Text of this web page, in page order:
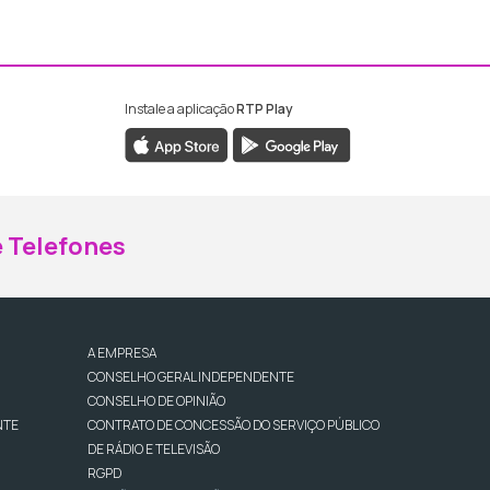
da RTP Madeira
da RTP Madeira
Instale a aplicaçãoRTP Play
Telefones
A EMPRESA
CONSELHO GERAL INDEPENDENTE
CONSELHO DE OPINIÃO
CONTRATO DE CONCESSÃO DO SERVIÇO PÚBLICO
DE RÁDIO E TELEVISÃO
RGPD